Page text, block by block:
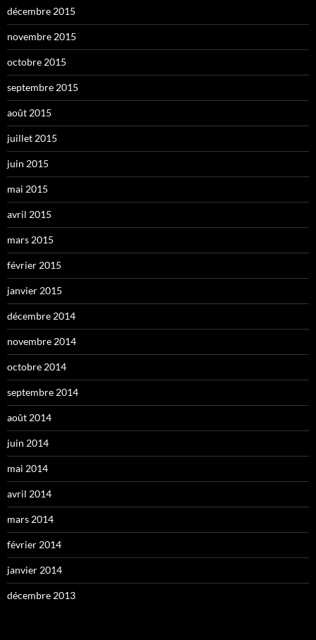
décembre 2015
novembre 2015
octobre 2015
septembre 2015
août 2015
juillet 2015
juin 2015
mai 2015
avril 2015
mars 2015
février 2015
janvier 2015
décembre 2014
novembre 2014
octobre 2014
septembre 2014
août 2014
juin 2014
mai 2014
avril 2014
mars 2014
février 2014
janvier 2014
décembre 2013